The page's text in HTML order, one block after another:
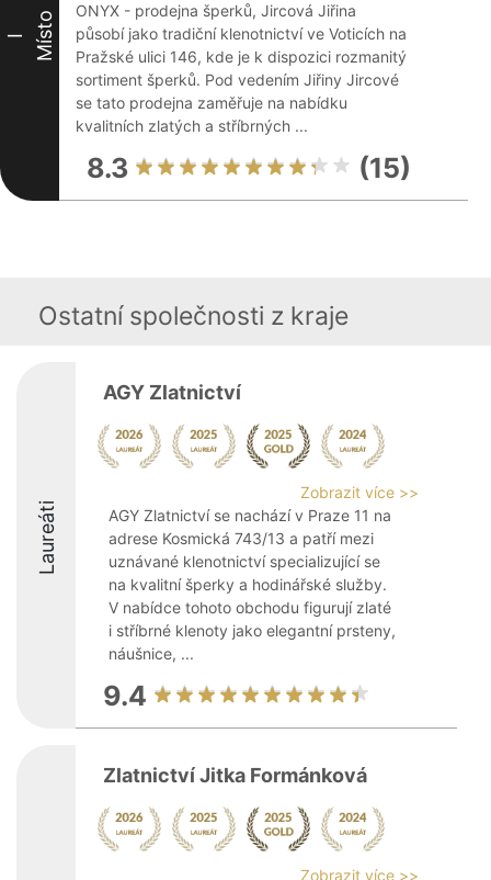
I Místo
ONYX - prodejna šperků, Jircová Jiřina
působí jako tradiční klenotnictví ve Voticích na
Pražské ulici 146, kde je k dispozici rozmanitý
sortiment šperků. Pod vedením Jiřiny Jircové
se tato prodejna zaměřuje na nabídku
kvalitních zlatých a stříbrných ...
8.3 (15)
Ostatní společnosti z kraje
Laureáti
AGY Zlatnictví
Zobrazit více >>
AGY Zlatnictví se nachází v Praze 11 na
adrese Kosmická 743/13 a patří mezi
uznávané klenotnictví specializující se
na kvalitní šperky a hodinářské služby.
V nabídce tohoto obchodu figurují zlaté
i stříbrné klenoty jako elegantní prsteny,
náušnice, ...
9.4
Zlatnictví Jitka Formánková
Zobrazit více >>